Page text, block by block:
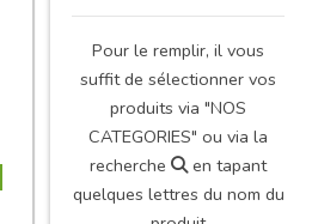
Pour le remplir, il vous
suffit de sélectionner vos
produits via "NOS
CATEGORIES" ou via la
recherche
en tapant
quelques lettres du nom du